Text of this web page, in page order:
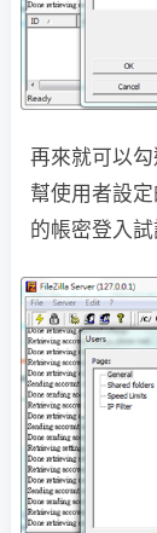
再來就可以
幫使用者設
的帳密登入試